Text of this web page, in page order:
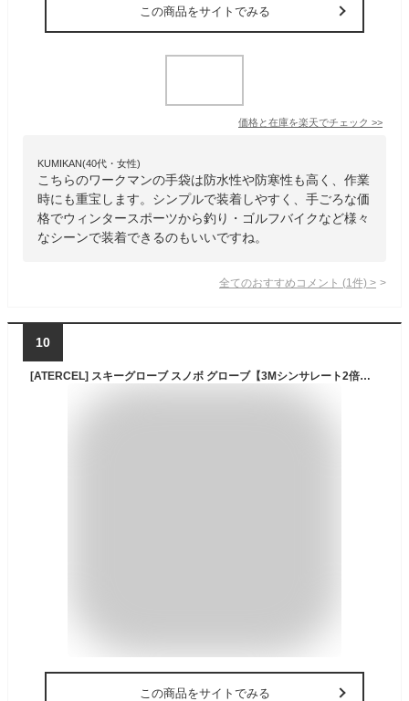
この商品をサイトでみる
価格と在庫を楽天でチェック >>
KUMIKAN(40代・女性)
こちらのワークマンの手袋は防水性や防寒性も高く、作業
時にも重宝します。シンプルで装着しやすく、手ごろな価
格でウィンタースポーツから釣り・ゴルフバイクなど様々
なシーンで装着できるのもいいですね。
全てのおすすめコメント (1 件) >
10
[ATERCEL] スキーグローブ スノボ グローブ【3Mシンサレート2倍保温】 スノボ 手袋 防寒手袋 タッチパネル対応 撥水加工 滑り止め 紛失防止 防風 保温 厚手 通気性 耐久性 スキー 登山 雪遊び 除雪作業 メンズ レディース兼用 (L, ブラック)
この商品をサイトでみる